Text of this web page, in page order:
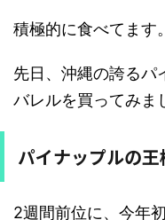
積極的に食べてます。
先日、沖縄の誇るパ
バレルを買ってみま
パイナップルの
2週間前位に、今年